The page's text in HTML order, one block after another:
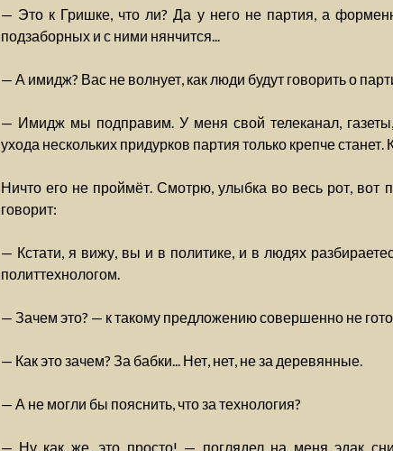
— Это к Гришке, что ли? Да у него не партия, а
подзаборных и с ними нянчится...
— А имидж? Вас не волнует, как люди будут говорить о
— Имидж мы подправим. У меня свой телеканал,
ухода нескольких придурков партия только крепче
Ничто его не проймёт. Смотрю, улыбка во весь рот, вот
говорит:
— Кстати, я вижу, вы и в политике, и в людях
политтехнологом.
— Зачем это? — к такому предложению совершенно не
— Как это зачем? За бабки... Нет, нет, не за деревянные.
— А не могли бы пояснить, что за технология?
— Ну как же, это просто! — поглядел на меня эдак